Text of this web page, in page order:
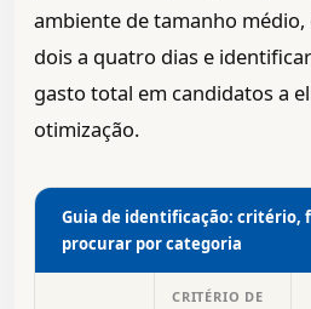
ambiente de tamanho
dois a quatro dias e
gasto total em candidatos a
otimização.
Guia de identificação: critério,
procurar por categoria
CRITÉRIO DE